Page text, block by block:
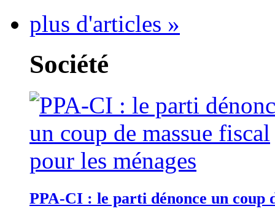
plus d'articles »
Société
PPA-CI : le parti dénonce un coup